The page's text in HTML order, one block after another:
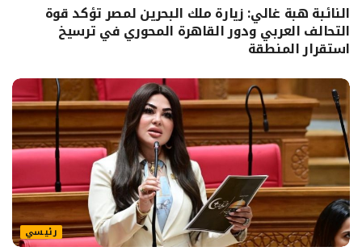
النائبة هبة غالي: زيارة ملك البحرين لمصر تؤكد قوة
التحالف العربي ودور القاهرة المحوري في ترسيخ
استقرار المنطقة
رئيسي